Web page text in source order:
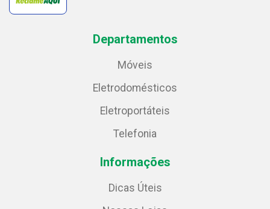
Departamentos
Móveis
Eletrodomésticos
Eletroportáteis
Telefonia
Informações
Dicas Úteis